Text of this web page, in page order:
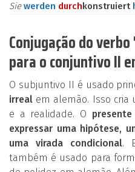
Siewerden durchkonstruiert
Conjugação do
para o conjuntivo II
O subjuntivo II é usado
irreal em alemão. Isso cria
e a realidade. O
expressar uma hipótese,
uma virada condicional.
também é usado para